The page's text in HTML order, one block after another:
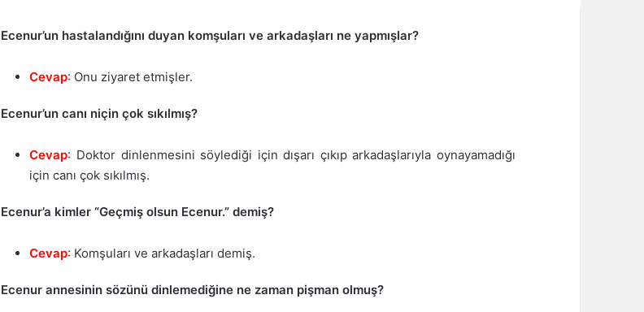
Ecenur’un hastalandığını duyan komşuları ve arkadaşları ne yapmışlar?
Cevap: Onu ziyaret etmişler.
Ecenur’un canı niçin çok sıkılmış?
Cevap: Doktor dinlenmesini söylediği için dışarı çıkıp arkadaşlarıyla oynayamadığı
için canı çok sıkılmış.
Ecenur’a kimler “Geçmiş olsun Ecenur.” demiş?
Cevap: Komşuları ve arkadaşları demiş.
Ecenur annesinin sözünü dinlemediğine ne zaman pişman olmuş?